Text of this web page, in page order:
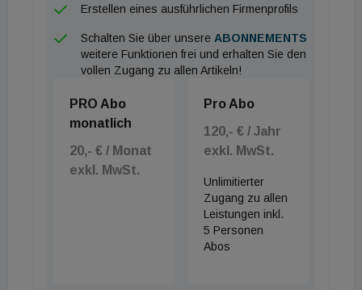
Erstellen eines ausführlichen Firmenprofils
Schalten Sie über unsere ABONNEMENTS
weitere Funktionen frei und erhalten Sie den
vollen Zugang zu allen Artikeln!
PRO Abo
monatlich
20,- € / Monat
exkl. MwSt.
Pro Abo
120,- € / Jahr
exkl. MwSt.
Unlimitierter
Zugang zu allen
Leistungen inkl.
5 Personen
Abos